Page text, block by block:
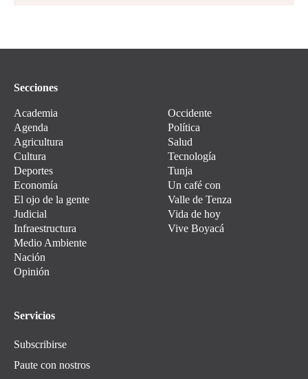
Secciones
Academia
Agenda
Agricultura
Cultura
Deportes
Economía
El ojo de la gente
Judicial
Infraestructura
Medio Ambiente
Nación
Opinión
Occidente
Política
Salud
Tecnología
Tunja
Un café con
Valle de Tenza
Vida de hoy
Vive Boyacá
Servicios
Subscribirse
Paute con nostros